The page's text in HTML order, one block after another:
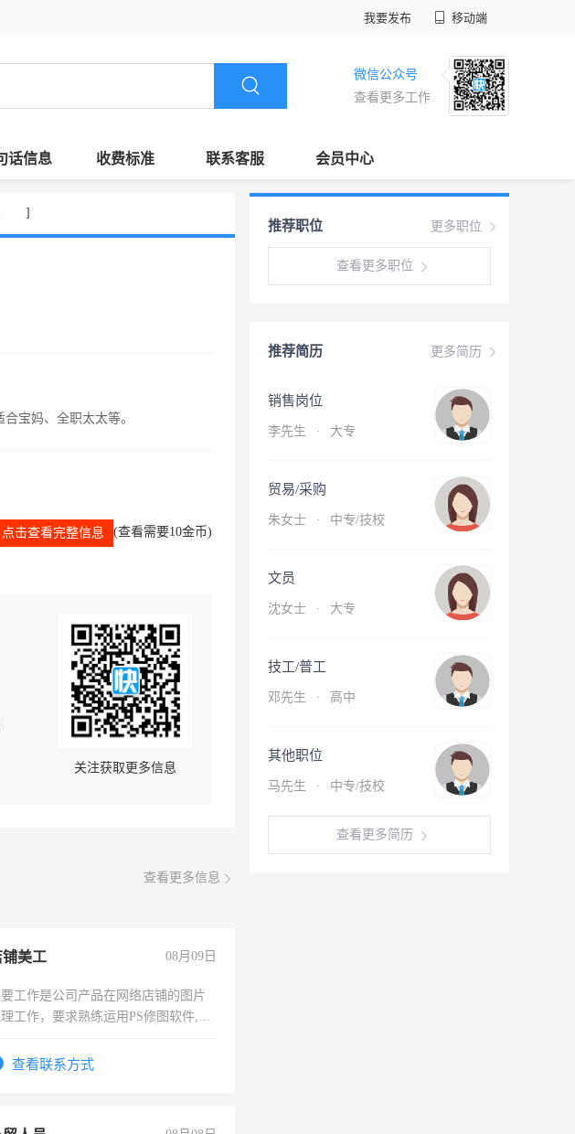
我要发布 移动端
微信公众号
查看更多工作
话信息 收费标准 联系客服 会员中心
]
宝妈、全职太太等。
点击查看完整信息 (查看需要10金币)
关注获取更多信息
查看更多信息
铺美工 08月09日
工作是公司产品在网络店铺的图片
工作，要求熟练运用PS修图软件,工
查看联系方式
更多职位
推荐职位
查看更多职位
更多简历
推荐简历
销售岗位
李先生 · 大专
贸易/采购
朱女士 · 中专/技校
文员
沈女士 · 大专
技工/普工
邓先生 · 高中
其他职位
马先生 · 中专/技校
查看更多简历